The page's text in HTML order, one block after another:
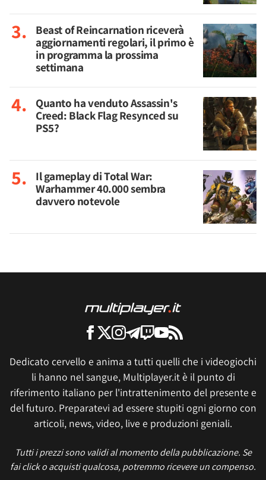
Beast of Reincarnation riceverà
aggiornamenti regolari, il primo è
in programma la prossima
settimana
Quanto ha venduto Assassin's
Creed: Black Flag Resynced su
PS5?
Il gameplay di Total War:
Warhammer 40.000 sembra
davvero notevole
Dedicato cervello e anima a tutti quelli che i videogiochi
li hanno nel sangue, Multiplayer.it è il punto di
riferimento italiano per l'intrattenimento del presente e
del futuro. Preparatevi ad essere stupiti ogni giorno con
articoli, news, video, live e produzioni geniali.
Tutti i prezzi sono validi al momento della pubblicazione. Se
fai click o acquisti qualcosa, potremmo ricevere un compenso.